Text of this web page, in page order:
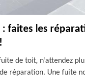
faites les
de toit, n’attendez
réparation. Une fuite